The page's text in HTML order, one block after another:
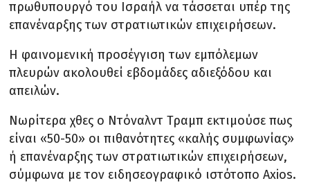
πρωθυπουργό του Ισραήλ να τάσσεται υπέρ της
επανέναρξης των στρατιωτικών επιχειρήσεων.
Η φαινομενική προσέγγιση των εμπόλεμων
πλευρών ακολουθεί εβδομάδες αδιεξόδου και
απειλών.
Νωρίτερα χθες ο Ντόναλντ Τραμπ εκτιμούσε πως
είναι «50-50» οι πιθανότητες «καλής συμφωνίας»
ή επανέναρξης των στρατιωτικών επιχειρήσεων,
σύμφωνα με τον ειδησεογραφικό ιστότοπο Axios.